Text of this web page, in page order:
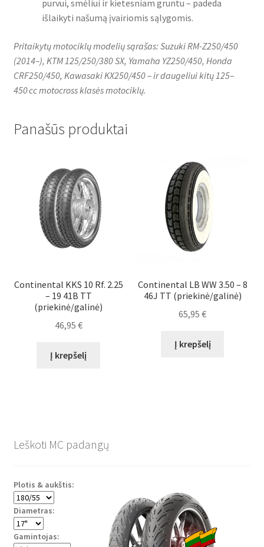
purvui, smėliui ir kietesniam gruntu – padeda
išlaikyti našumą įvairiomis sąlygomis.
Pritaikytų motociklų modelių sąrašas: Suzuki RM-Z250/450
(2014–), KTM 125/250/380 SX, Yamaha YZ250/450, Honda
CRF250/450, Kawasaki KX250/450 – ir daugeliui kitų 125–
450 cc motocross klasės motociklų.
Panašūs produktai
Continental KKS 10 Rf. 2.25
– 19 41B TT
(priekinė/galinė)
46,95 €
Į krepšelį
Continental LB WW 3.50 – 8
46J TT (priekinė/galinė)
65,95€
Į krepšelį
Leškoti MC padangų
Plotis & aukštis:
Diametras:
Gamintojas: